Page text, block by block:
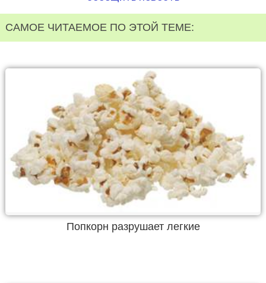
САМОЕ ЧИТАЕМОЕ ПО ЭТОЙ ТЕМЕ:
Попкорн разрушает легкие